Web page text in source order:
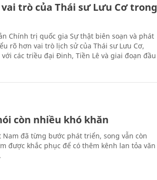
trò của Thái sư Lưu Cơ trong
Chính trị quốc gia Sự thật biên soạn và phát
rõ hơn vai trò lịch sử của Thái sư Lưu Cơ,
các triều đại Đinh, Tiền Lê và giai đoạn đầu
còn nhiều khó khăn
đã từng bước phát triển, song vẫn còn
được khắc phục để có thêm kênh lan tỏa văn